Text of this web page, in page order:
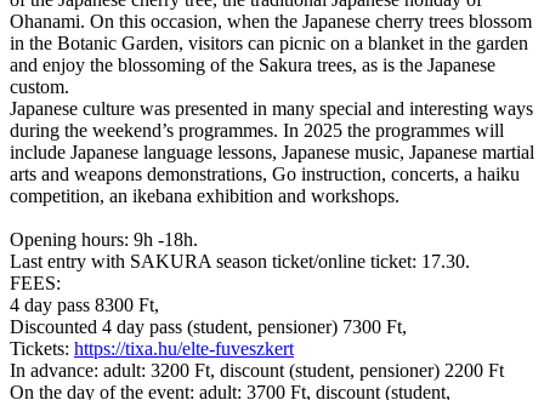
Ohanami. On this occasion, when the Japanese cherry trees blossom
in the Botanic Garden, visitors can picnic on a blanket in the garden
and enjoy the blossoming of the Sakura trees, as is the Japanese
custom.
Japanese culture was presented in many special and interesting ways
during the weekend’s programmes. In 2025 the programmes will
include Japanese language lessons, Japanese music, Japanese martial
arts and weapons demonstrations, Go instruction, concerts, a haiku
competition, an ikebana exhibition and workshops.
Opening hours: 9h -18h.
Last entry with SAKURA season ticket/online ticket: 17.30.
FEES:
4 day pass 8300 Ft,
Discounted 4 day pass (student, pensioner) 7300 Ft,
Tickets: https://tixa.hu/elte-fuveszkert
In advance: adult: 3200 Ft, discount (student, pensioner) 2200 Ft
On the day of the event: adult: 3700 Ft, discount (student,